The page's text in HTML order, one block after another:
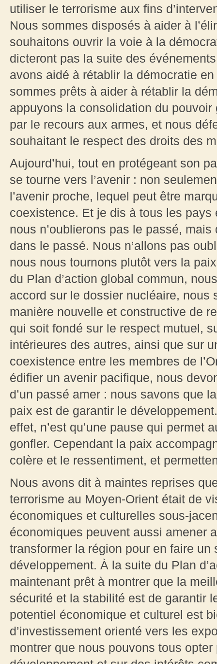
utiliser le terrorisme aux fins
Nous sommes disposés à aider à
souhaitons ouvrir la voie à la
dicteront pas la suite des
avons aidé à rétablir la démocratie
sommes prêts à aider à rétablir la
appuyons la consolidation du
par le recours aux armes, et nous
souhaitant le respect des droits des
Aujourd’hui, tout en protégeant son
se tourne vers l’avenir : non
l’avenir proche, lequel peut être
coexistence. Et je dis à tous les
nous n’oublierons pas le passé,
dans le passé. Nous n’allons pas
nous nous tournons plutôt vers la
du Plan d’action global commun,
accord sur le dossier nucléaire, nous
manière nouvelle et constructive de
qui soit fondé sur le respect mutuel,
intérieures des autres, ainsi que sur
coexistence entre les membres de
édifier un avenir pacifique, nous
d’un passé amer : nous savons que
paix est de garantir le
effet, n’est qu’une pause qui permet
gonfler. Cependant la paix
colère et le ressentiment, et
Nous avons dit à maintes reprises
terrorisme au Moyen-Orient était de
économiques et culturelles sous-
économiques peuvent aussi amener
transformer la région pour en faire un
développement. À la suite du Plan
maintenant prêt à montrer que la
sécurité et la stabilité est de garantir
potentiel économique et culturel est
d’investissement orienté vers les
montrer que nous pouvons tous